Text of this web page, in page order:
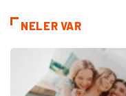
NELER VAR